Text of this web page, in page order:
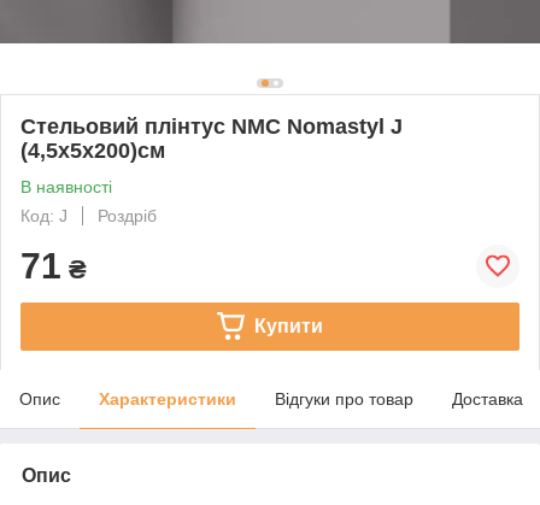
Стельовий плінтус NMC Nomastyl J
(4,5х5х200)см
В наявності
Код: J
Роздріб
71 ₴
Купити
Опис Характеристики Відгуки про товар Доставка
Опис